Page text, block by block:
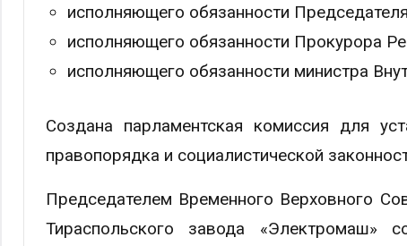
исполняющего обязанности
исполняющего обязанности Прокурора
исполняющего обязанности министра
Создана парламентская комиссия для
правопорядка и социалистической
Председателем Временного Верховного
Тираспольского завода «Электромаш»